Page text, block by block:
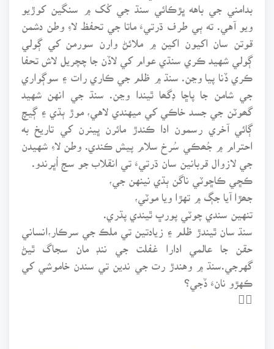
بدامني جي باهه ڀڙڪائي سنڌ جي کُک ۾ سنگين کوڙيو
ويو آهي. ته ٻي طرف ڌرتيءَ ماتا جي تحفظ لاءِ وطن دشمن
قوتن سان اکيون اکين ۾ ملائڻ وارن سورمن کي ڳولي
ڳولي شهيد ڪري سنڌي عوام کي لاڏن جا چچريل لاش تحفا
ڪري ڏنا پيا وڃن. سنڌ ۾ ظلم جي ڪاري رات ۽ سوڳواري
جي شامن جا پاڇا ڊگھا ٿيندا وڃن. سنڌ جي انهن شهيد
گھوٽن جي جسد خاڪي کي ميهندي لاهي، موڙ ٻڌي ۽ ڳيچ
ڳائي آخري رسمون ادا ڪندڙ مائرن ڀينرن کي تاريخ به
احترام ۾ جُھڪي سُرخ سلام پيش ڪندي. وطن لاءِ شهيدن
جي لازوال قربانين سان ڌرتيءَ تي انقلاب جو سج اُڀرندو.
ڪڇي ڪاڇوٽي ناگن ٻڌي نينهن جي،
جھڙا آيا جڳ ۾ تهڙا ويا موٽي،
تنهين سندي چوٽي پورڀ ٿيندي پڌري.
سنڌ سان ٿيندڙ ظلم ۽ زيادتين تي ملڪ جي سرڪار،انساني
حقن جا عالمي ادارا غفلت جي ننڊ مان سجاگ ٿيڻ
گهرجي.سنڌ ۾ وهندڙ رت جي ندين تي سندن خاموشي کي
ڪهڙو نانءَ ڏجي؟
